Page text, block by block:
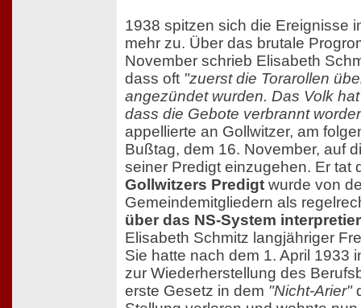
1938 spitzen sich die Ereignisse
mehr zu. Über das brutale
November schrieb Elisabeth
dass oft "zuerst die Torarollen
angezündet wurden. Das Volk
dass die Gebote verbrannt
appellierte an Gollwitzer, am
Bußtag, dem 16. November, auf
seiner Predigt einzugehen. Er tat
Gollwitzers Predigt wurde von
Gemeindemitgliedern als
über das NS-System
Elisabeth Schmitz langjähriger
Sie hatte nach dem 1. April 1933
zur Wiederherstellung des
erste Gesetz in dem "Nicht-Arier"